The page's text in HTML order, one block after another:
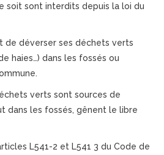
soit sont interdits depuis la loi du
déverser ses déchets verts
haies…) dans les fossés ou
verts sont sources de
dans les fossés, gênent le libre
L541-2 et L541 3 du Code de